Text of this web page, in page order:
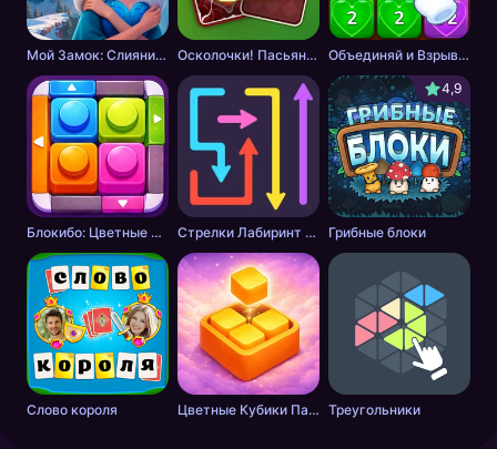
Мой Замок: Слияние и История Осколочки! Пасьянс Собери картинки Объединяй и Взрывай + 2048
Блокибо: Цветные блоки Стрелки Лабиринт - Цветной путь
4,9
Грибные блоки
Слово короля Цветные Кубики Пазл Треугольники